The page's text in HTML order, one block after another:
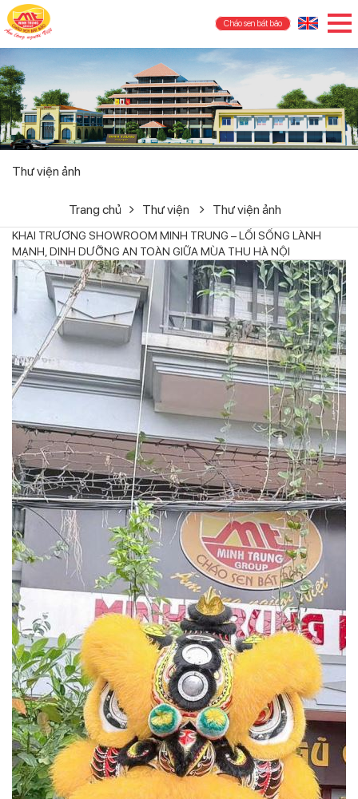
Cháo sen bát bảo
Thư viện ảnh
Trang chủ Thư viện Thư viện ảnh
KHAI TRƯƠNG SHOWROOM MINH TRUNG – LỐI SỐNG LÀNH
MẠNH, DINH DƯỠNG AN TOÀN GIỮA MÙA THU HÀ NỘI